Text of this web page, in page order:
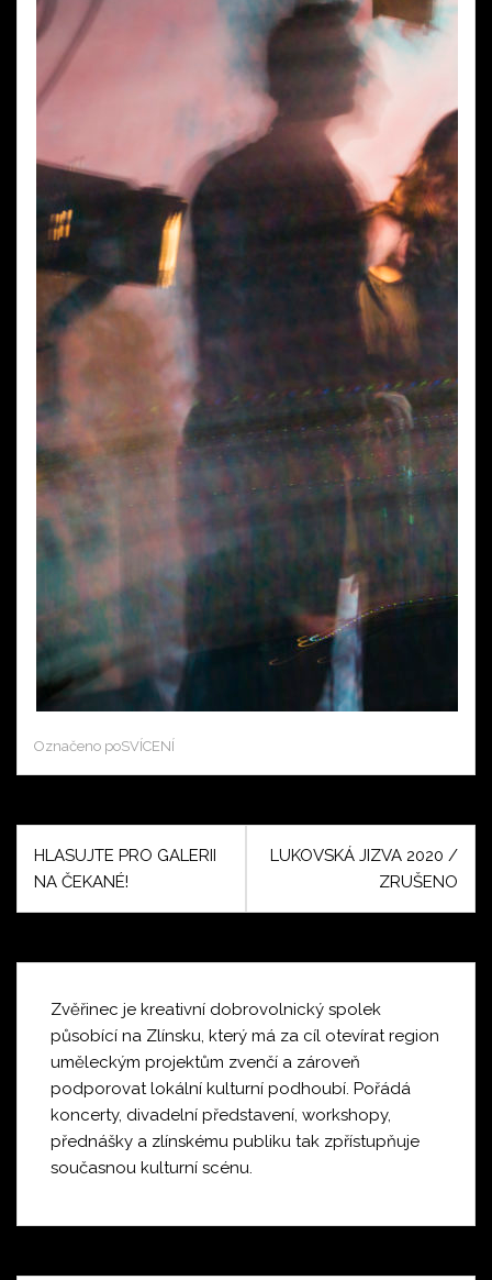
Označeno poSVÍCENÍ
pro
HLASUJTE PRO GALERII
NA ČEKANÉ!
LUKOVSKÁ JIZVA 2020 /
ZRUŠENO
Zvěřinec je kreativní dobrovolnický spolek
působící na Zlínsku, který má za cíl otevírat region
uměleckým projektům zvenčí a zároveň
podporovat lokální kulturní podhoubí. Pořádá
koncerty, divadelní představení, workshopy,
přednášky a zlínskému publiku tak zpřístupňuje
současnou kulturní scénu.